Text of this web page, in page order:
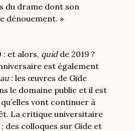
du drame dont son
dénouement. »
: et alors, quid de 2019 ?
est également
: les œuvres de Gide
le domaine public et il est
vont continuer à
La critique universitaire
des colloques sur Gide et